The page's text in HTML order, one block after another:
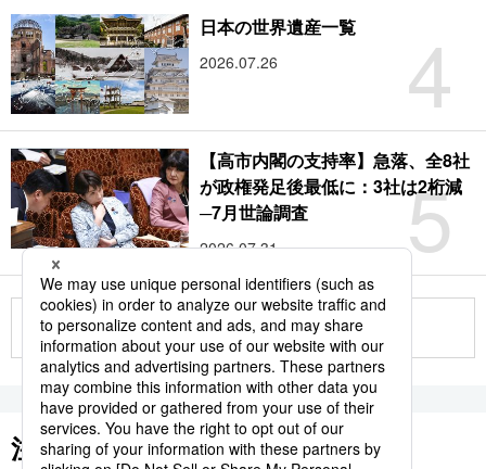
4
日本の世界遺産一覧
2026.07.26
5
【高市内閣の支持率】急落、全8社
が政権発足後最低に：3社は2桁減
─7月世論調査
2026.07.31
もっと見る
注目のキーワード